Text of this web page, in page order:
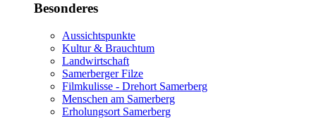
Besonderes
Aussichtspunkte
Kultur & Brauchtum
Landwirtschaft
Samerberger Filze
Filmkulisse - Drehort Samerberg
Menschen am Samerberg
Erholungsort Samerberg